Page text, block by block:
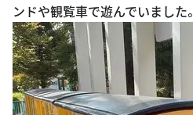
ンドや観覧車で遊んでいました。